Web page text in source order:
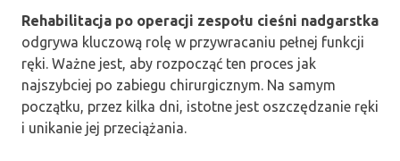
Rehabilitacja po operacji zespołu cieśni nadgarstka
odgrywa kluczową rolę w przywracaniu pełnej funkcji
ręki. Ważne jest, aby rozpocząć ten proces jak
najszybciej po zabiegu chirurgicznym. Na samym
początku, przez kilka dni, istotne jest oszczędzanie ręki
i unikanie jej przeciążania.